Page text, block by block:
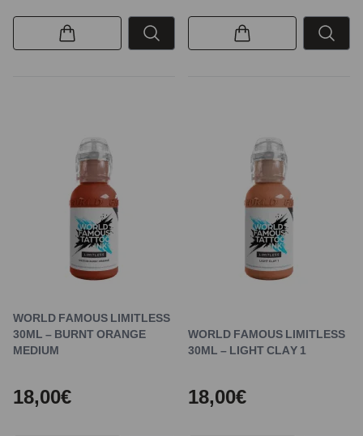
WORLD FAMOUS LIMITLESS
30ML – BURNT ORANGE
MEDIUM
18,00€
WORLD FAMOUS LIMITLESS
30ML – LIGHT CLAY 1
18,00€